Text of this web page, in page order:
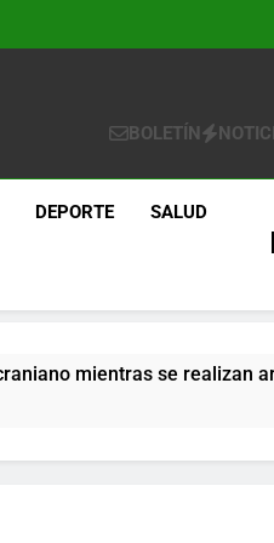
BOLETÍN
DEPORTE SALUD
mientras se realizan